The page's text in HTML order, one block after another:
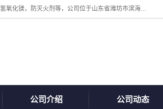
山东贝格曼化工有限公司主营：氯化镁、无水氯化钙、矿用阻化剂、煤矿悬浮剂、道路抑尘剂、氢氧化镁，防灭火剂等，公司位于山东省潍坊市滨海经济开发区,是专业从事对各种精细化工集研究、开发、制造于一体的现代化大型跨境化工企业，公司本着诚信经营、给每一位客户提供专业服务。
公司介绍 公司动态